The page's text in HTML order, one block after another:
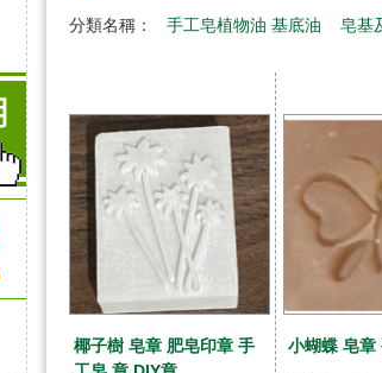
分類名稱：手工皂植物油 基底油 皂基
椰子樹 皂章 肥皂印章 手
小蝴蝶 皂章